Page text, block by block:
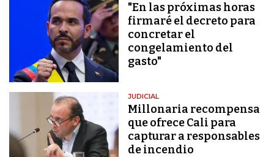
"En las próximas horas
firmaré el decreto para
concretar el
congelamiento del
gasto"
JUDICIAL
Millonaria recompensa
que ofrece Cali para
capturar a responsables
de incendio